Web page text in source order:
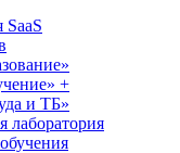
SaaS
+
и ТБ»
лаборатория